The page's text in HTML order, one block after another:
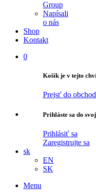
Group
Napísali
o nás
Shop
Kontakt
0
Košík je v tejto
Prejsť do
Prihláste sa do
Prihlásiť sa
Zaregistrujte sa
sk
EN
SK
Menu